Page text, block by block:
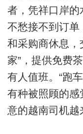
者，凭祥口岸
不愁接不到订
和采购商休息，
家”，提供免费
有人值班。“跑
有种被照顾的感
意的越南司机越